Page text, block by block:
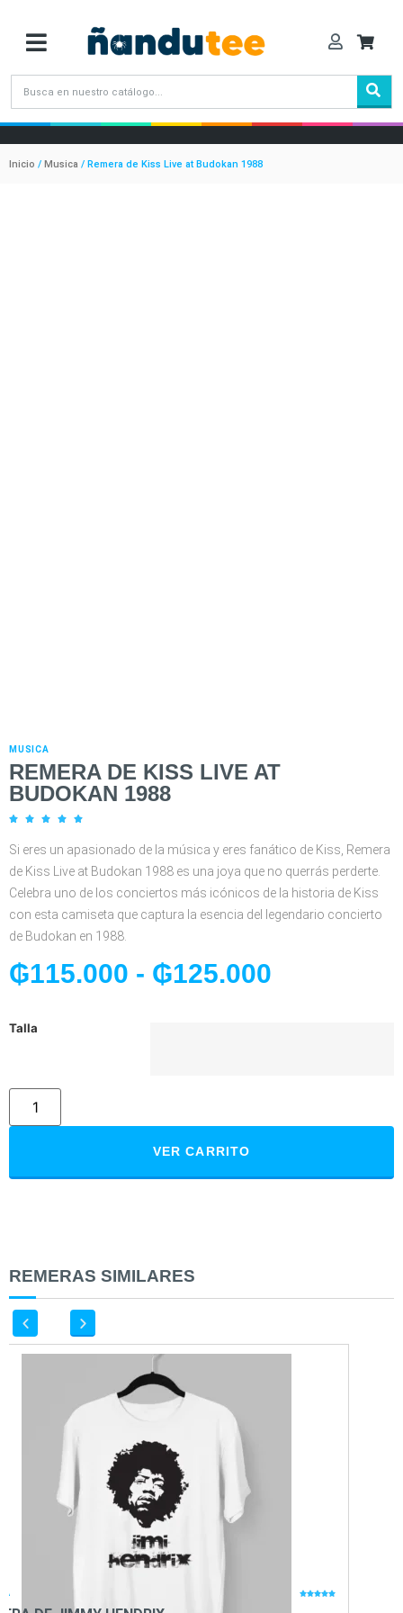
Inicio / Musica / Remera de Kiss Live at Budokan 1988
MUSICA
REMERA DE KISS LIVE AT
BUDOKAN 1988
    
Si eres un apasionado de la música y eres fanático de Kiss, Remera
de Kiss Live at Budokan 1988 es una joya que no querrás perderte.
Celebra uno de los conciertos más icónicos de la historia de Kiss
con esta camiseta que captura la esencia del legendario concierto
de Budokan en 1988.
₲115.000 - ₲125.000
Talla
VER CARRITO
REMERAS SIMILARES
